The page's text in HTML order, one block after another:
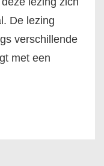
De lezing
verschillende
met een